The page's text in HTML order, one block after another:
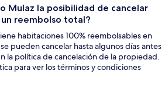
Mulaz la posibilidad de cancelar
reembolso total?
habitaciones 100% reembolsables en
pueden cancelar hasta algunos días antes
la política de cancelación de la propiedad.
para ver los términos y condiciones